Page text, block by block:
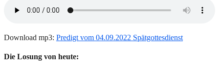
Download mp3: Predigt vom 04.09.2022 Spätgottesdienst
Die Losung von heute: